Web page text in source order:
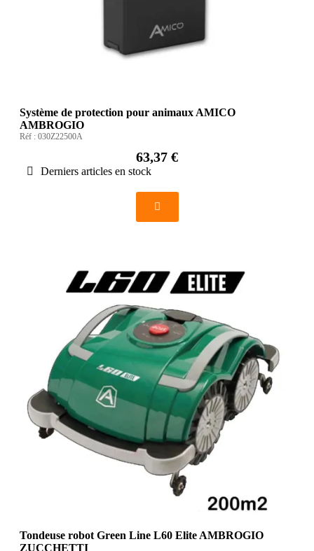
Système de protection pour animaux AMICO
AMBROGIO
Réf : 030Z22500A
63,37 €
Derniers articles en stock
Tondeuse robot Green Line L60 Elite AMBROGIO
ZUCCHETTI